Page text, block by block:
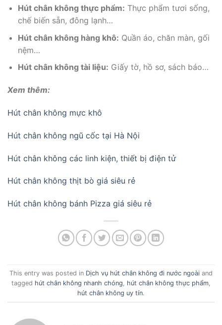
Hút chân không thực phẩm: Thực phẩm tươi sống,
chế biến sẵn, đông lạnh…
Hút chân không hàng khô: Quần áo, chăn màn, gối
nệm…
Hút chân không tài liệu: Giấy tờ, hồ sơ, sách báo…
Xem thêm:
Hút chân không mực khô
Hút chân không ngũ cốc tại Hà Nội
Hút chân không các linh kiện, thiết bị điện tử
Hút chân không thịt bò giá siêu rẻ
Hút chân không bánh Pizza giá siêu rẻ
This entry was posted in Dịch vụ hút chân không đi nước ngoài and
tagged hút chân không nhanh chóng hút chân không thực phẩm
hút chân không uy tín.